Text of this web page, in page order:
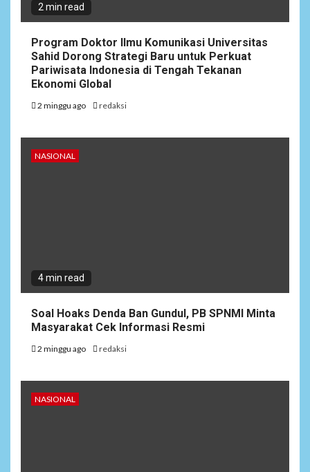
2 min read
Program Doktor Ilmu Komunikasi Universitas
Sahid Dorong Strategi Baru untuk Perkuat
Pariwisata Indonesia di Tengah Tekanan
Ekonomi Global
2 minggu ago redaksi
NASIONAL
4 min read
Soal Hoaks Denda Ban Gundul, PB SPNMI Minta
Masyarakat Cek Informasi Resmi
2 minggu ago redaksi
NASIONAL